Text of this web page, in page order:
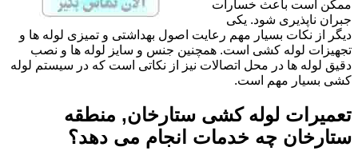
ممکن است باعث خسارات
جبران ناپذیری شود. یکی
دیگر از نکات بسیار مهم رعایت اصول بهداشتی و تمیزی لوله ها و
تجهیزات لوله کشی است. همچنین جنس و سایز لوله ها و نصب
دقیق لوله ها در محل اتصالات نیز از نکاتی است که در سیستم لوله
کشی بسیار مهم است.
تعمیرات لوله کشی ستارخان, منطقه
ستارخان چه خدمات انجام می دهد؟